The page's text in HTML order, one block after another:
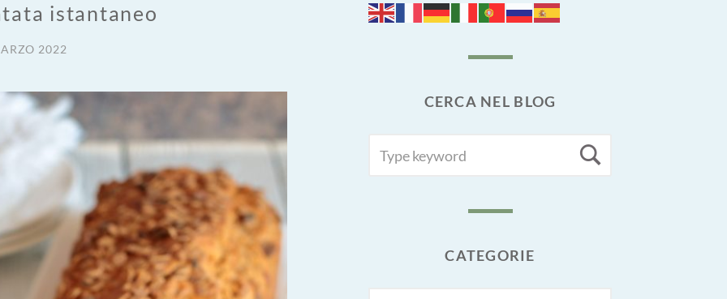
istantaneo
2022
CERCA NEL BLOG
FOR:
CATEGORIE